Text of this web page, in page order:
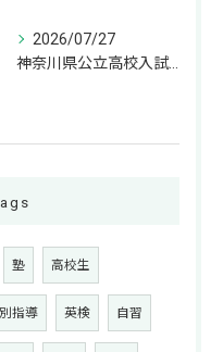
2026/07/27
神奈川県公立高校入試の過去問はいつから解き始めるべきか？
塾 高校生
指導 英検 自習